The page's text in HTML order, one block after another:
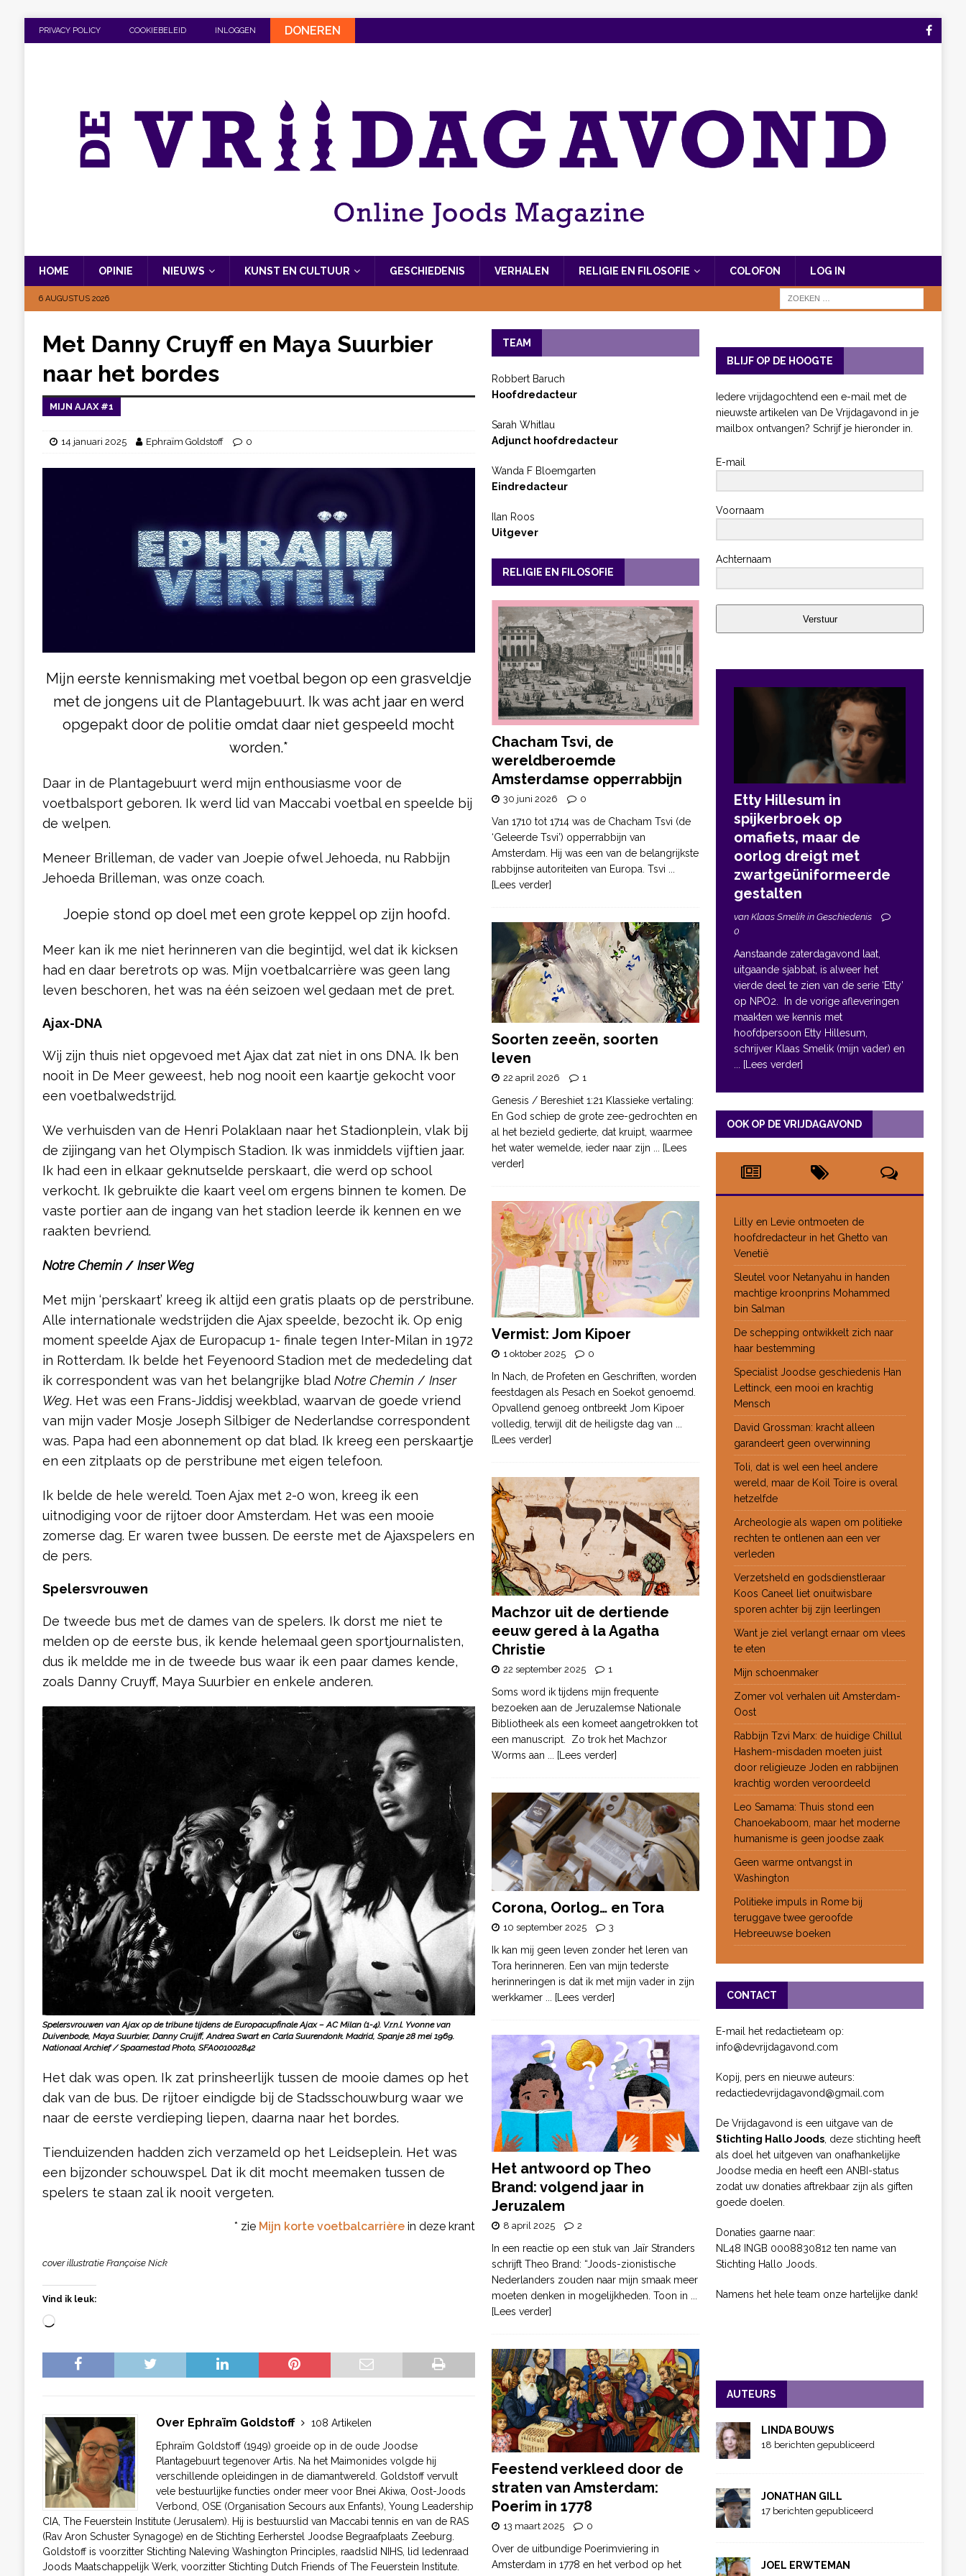
PRIVACY POLICY COOKIEBELEID INLOGGEN DONEREN
HOME OPINIE NIEUWS KUNST EN CULTUUR GESCHIEDENIS VERHALEN RELIGIE EN FILOSOFIE COLOFON LOG IN
6 AUGUSTUS 2026
Met Danny Cruyff en Maya Suurbier
naar het bordes
MIJN AJAX #1
14 januari 2025 Ephraïm Goldstoff 0
Mijn eerste kennismaking met voetbal begon op een grasveldje
met de jongens uit de Plantagebuurt. Ik was acht jaar en werd
opgepakt door de politie omdat daar niet gespeeld mocht
worden.*
Daar in de Plantagebuurt werd mijn enthousiasme voor de
voetbalsport geboren. Ik werd lid van Maccabi voetbal en speelde bij
de welpen.
Meneer Brilleman, de vader van Joepie ofwel Jehoeda, nu Rabbijn
Jehoeda Brilleman, was onze coach.
Joepie stond op doel met een grote keppel op zijn hoofd.
Meer kan ik me niet herinneren van die begintijd, wel dat ik kicksen
had en daar beretrots op was. Mijn voetbalcarrière was geen lang
leven beschoren, het was na één seizoen wel gedaan met de pret.
Ajax-DNA
Wij zijn thuis niet opgevoed met Ajax dat zat niet in ons DNA. Ik ben
nooit in De Meer geweest, heb nog nooit een kaartje gekocht voor
een voetbalwedstrijd.
We verhuisden van de Henri Polaklaan naar het Stadionplein, vlak bij
de zijingang van het Olympisch Stadion. Ik was inmiddels vijftien jaar.
Ik had een in elkaar geknutselde perskaart, die werd op school
verkocht. Ik gebruikte die kaart veel om ergens binnen te komen. De
vaste portier aan de ingang van het stadion leerde ik kennen en we
raakten bevriend.
Notre Chemin/ Inser Weg
Met mijn ‘perskaart’ kreeg ik altijd een gratis plaats op de perstribune.
Alle internationale wedstrijden die Ajax speelde, bezocht ik. Op enig
moment speelde Ajax de Europacup 1- finale tegen Inter-Milan in 1972
in Rotterdam. Ik belde het Feyenoord Stadion met de mededeling dat
ik correspondent was van het belangrijke blad Notre Chemin / Inser
Weg. Het was een Frans-Jiddisj weekblad, waarvan de goede vriend
van mijn vader Mosje Joseph Silbiger de Nederlandse correspondent
was. Papa had een abonnement op dat blad. Ik kreeg een perskaartje
en een zitplaats op de perstribune met eigen telefoon.
Ik belde de hele wereld. Toen Ajax met 2-0 won, kreeg ik een
uitnodiging voor de rijtoer door Amsterdam. Het was een mooie
zomerse dag. Er waren twee bussen. De eerste met de Ajaxspelers en
de pers.
Spelersvrouwen
De tweede bus met de dames van de spelers. Ik dorst me niet te
melden op de eerste bus, ik kende helemaal geen sportjournalisten,
dus ik meldde me in de tweede bus waar ik een paar dames kende,
zoals Danny Cruyff, Maya Suurbier en enkele anderen.
Spelersvrouwen van Ajax op de tribune tijdens de Europacupfinale Ajax – AC Milan (1-4). V.r.n.l. Yvonne van
Duivenbode, Maya Suurbier, Danny Cruijff, Andrea Swart en Carla Suurendonk. Madrid, Spanje 28 mei 1969.
Nationaal Archief / Spaarnestad Photo, SFA001002842
Het dak was open. Ik zat prinsheerlijk tussen de mooie dames op het
dak van de bus. De rijtoer eindigde bij de Stadsschouwburg waar we
naar de eerste verdieping liepen, daarna naar het bordes.
Tienduizenden hadden zich verzameld op het Leidseplein. Het was
een bijzonder schouwspel. Dat ik dit mocht meemaken tussen de
spelers te staan zal ik nooit vergeten.
* zieMijn korte voetbalcarrièrein deze krant
cover illustratie Françoise Nick
Vind ik leuk:
Over Ephraïm Goldstoff
108 Artikelen
Ephraïm Goldstoff (1949) groeide op in de oude Joodse
Plantagebuurt tegenover Artis. Na het Maimonides volgde hij
verschillende opleidingen in de diamantwereld. Goldstoff vervult
vele bestuurlijke functies onder meer voor Bnei Akiwa, Oost-Joods
Verbond, OSE (Organisation Secours aux Enfants), Young Leadership
CIA, The Feuerstein Institute (Jerusalem). Hij is bestuurslid van Maccabi tennis en van de RAS
(Rav Aron Schuster Synagoge) en de Stichting Eerherstel Joodse Begraafplaats Zeeburg.
Goldstoff is voorzitter Stichting Naleving Washington Principles, raadslid NIHS, lid ledenraad
Joods Maatschappelijk Werk, voorzitter Stichting Dutch Friends of The Feuerstein Institute.
TEAM
Robbert Baruch
Hoofdredacteur
Sarah Whitlau
Adjunct hoofdredacteur
Wanda F Bloemgarten
Eindredacteur
Ilan Roos
Uitgever
RELIGIE EN FILOSOFIE
Chacham Tsvi, de
wereldberoemde
Amsterdamse opperrabbijn
30 juni 2026 0
Van 1710 tot 1714 was de Chacham Tsvi (de
‘Geleerde Tsvi’) opperrabbijn van
Amsterdam. Hij was een van de belangrijkste
rabbijnse autoriteiten van Europa. Tsvi
[Lees verder]
Soorten zeeën, soorten
leven
22 april 2026 1
Genesis / Bereshiet 1:21 Klassieke vertaling:
En God schiep de grote zee-gedrochten en
al het bezield gedierte, dat kruipt, waarmee
het water wemelde, ieder naar zijn ... [Lees
verder]
Vermist: Jom Kipoer
1 oktober 2025 0
In Nach, de Profeten en Geschriften, worden
feestdagen als Pesach en Soekot genoemd.
Opvallend genoeg ontbreekt Jom Kipoer
volledig, terwijl dit de heiligste dag van
[Lees verder]
Machzor uit de dertiende
eeuw gered à la Agatha
Christie
22 september 2025 1
Soms word ik tijdens mijn frequente
bezoeken aan de Jeruzalemse Nationale
Bibliotheek als een komeet aangetrokken tot
een manuscript. Zo trok het Machzor
Worms aan ... [Lees verder]
Corona, Oorlog… en Tora
10 september 2025 3
Ik kan mij geen leven zonder het leren van
Tora herinneren. Een van mijn tederste
herinneringen is dat ik met mijn vader in zijn
werkkamer ... [Lees verder]
Het antwoord op Theo
Brand: volgend jaar in
Jeruzalem
8 april 2025 2
In een reactie op een stuk van Jaïr Stranders
schrijft Theo Brand: “Joods-zionistische
Nederlanders zouden naar mijn smaak meer
moeten denken in mogelijkheden. Toon in
[Lees verder]
Feestend verkleed door de
straten van Amsterdam:
Poerim in 1778
13 maart 2025 0
Over de uitbundige Poerimviering in
Amsterdam in 1778 en het verbod op het
BLIJF OP DE HOOGTE
Iedere vrijdagochtend een e-mail met de
nieuwste artikelen van De Vrijdagavond in je
mailbox ontvangen? Schrijf je hieronder in.
E-mail
Voornaam
Achternaam
Verstuur
Etty Hillesum in
spijkerbroek op
omafiets, maar de
oorlog dreigt met
zwartgeüniformeerde
gestalten
van Klaas Smelik in Geschiedenis
0
Aanstaande zaterdagavond laat,
uitgaande sjabbat, is alweer het
vierde deel te zien van de serie ‘Etty’
op NPO2. In de vorige afleveringen
maakten we kennis met
hoofdpersoon Etty Hillesum,
schrijver Klaas Smelik (mijn vader) en
... [Lees verder]
OOK OP DE VRIJDAGAVOND
Lilly en Levie ontmoeten de
hoofdredacteur in het Ghetto van
Venetië
Sleutel voor Netanyahu in handen
machtige kroonprins Mohammed
bin Salman
De schepping ontwikkelt zich naar
haar bestemming
Specialist Joodse geschiedenis Han
Lettinck, een mooi en krachtig
Mensch
David Grossman: kracht alleen
garandeert geen overwinning
Toli, dat is wel een heel andere
wereld, maar de Koil Toire is overal
hetzelfde
Archeologie als wapen om politieke
rechten te ontlenen aan een ver
verleden
Verzetsheld en godsdienstleraar
Koos Caneel liet onuitwisbare
sporen achter bij zijn leerlingen
Want je ziel verlangt ernaar om vlees
te eten
Mijn schoenmaker
Zomer vol verhalen uit Amsterdam-
Oost
Rabbijn Tzvi Marx: de huidige Chillul
Hashem-misdaden moeten juist
door religieuze Joden en rabbijnen
krachtig worden veroordeeld
Leo Samama: Thuis stond een
Chanoekaboom, maar het moderne
humanisme is geen joodse zaak
Geen warme ontvangst in
Washington
Politieke impuls in Rome bij
teruggave twee geroofde
Hebreeuwse boeken
CONTACT
E-mail het redactieteam op:
info@devrijdagavond.com
Kopij, pers en nieuwe auteurs:
redactiedevrijdagavond@gmail.com
De Vrijdagavond is een uitgave van de
Stichting Hallo Joods, deze stichting heeft
als doel het uitgeven van onafhankelijke
Joodse media en heeft een ANBI-status
zodat uw donaties aftrekbaar zijn als giften
goede doelen.
Donaties gaarne naar:
NL48 INGB 0008830812 ten name van
Stichting Hallo Joods.
Namens het hele team onze hartelijke dank!
AUTEURS
LINDA BOUWS
18 berichten gepubliceerd
JONATHAN GILL
17 berichten gepubliceerd
JOEL ERWTEMAN